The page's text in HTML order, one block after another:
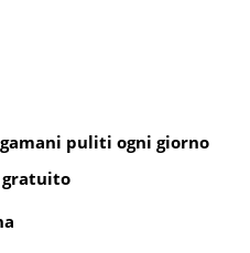
puliti ogni giorno
gratuito